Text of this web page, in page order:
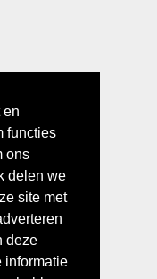
en
functies
ons
delen we
site met
deze
informatie